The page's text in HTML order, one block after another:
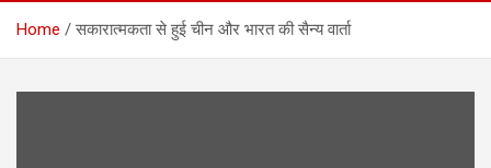
Home सकारात्मकता से हुई चीन और भारत की सैन्य वार्ता